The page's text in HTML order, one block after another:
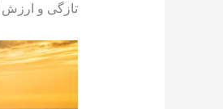
تازگی و